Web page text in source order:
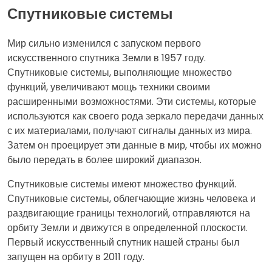
Спутниковые системы
Мир сильно изменился с запуском первого
искусственного спутника Земли в 1957 году.
Спутниковые системы, выполняющие множество
функций, увеличивают мощь техники своими
расширенными возможностями. Эти системы, которые
используются как своего рода зеркало передачи данных
с их материалами, получают сигналы данных из мира.
Затем он проецирует эти данные в мир, чтобы их можно
было передать в более широкий диапазон.
Спутниковые системы имеют множество функций.
Спутниковые системы, облегчающие жизнь человека и
раздвигающие границы технологий, отправляются на
орбиту Земли и движутся в определенной плоскости.
Первый искусственный спутник нашей страны был
запущен на орбиту в 2011 году.